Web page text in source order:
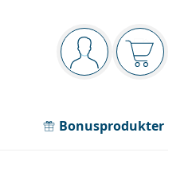
Navigeringsmeny
Du är inloggad
Bonusprodukter